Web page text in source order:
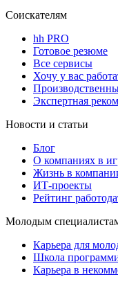
Соискателям
hh PRO
Готовое резюме
Все сервисы
Хочу у вас
Экспертная
Новости и статьи
Блог
О компаниях в
Жизнь в
ИТ-проекты
Рейтинг
Молодым
Карьера для
Школа
Карьера в